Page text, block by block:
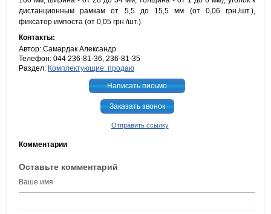
дистанционным рамкам от 5,5 до 15,5 мм (от 0,06 грн./шт.),
фиксатор импоста (от 0,05 грн./шт.).
Контакты:
Автор: Самардак Александр
Телефон: 044 236-81-36, 236-81-35
Раздел: Комплектующие: продаю
Написать письмо
Заказать звонок
Отправить ссылку
Комментарии
Оставьте комментарий
Ваше имя